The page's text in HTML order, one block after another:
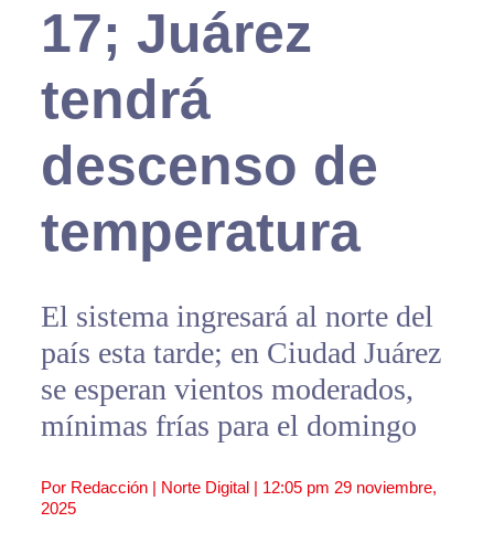
17; Juárez
tendrá
descenso de
temperatura
El sistema ingresará al norte del
país esta tarde; en Ciudad Juárez
se esperan vientos moderados,
mínimas frías para el domingo
Por Redacción | Norte Digital | 12:05 pm 29 noviembre,
2025